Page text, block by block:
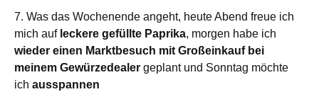
7. Was das Wochenende angeht, heute Abend freue ich
mich auf leckere gefüllte Paprika, morgen habe ich
wieder einen Marktbesuch mit Großeinkauf bei
meinem Gewürzedealer geplant und Sonntag möchte
ich ausspannen